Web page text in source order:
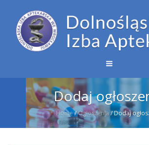
Dodaj
Home/Ogłoszenia/Dodaj